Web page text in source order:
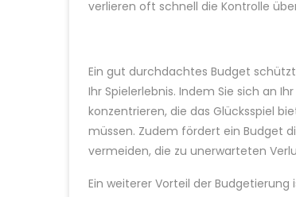
verlieren oft schnell die Kontrolle
Ein gut durchdachtes Budget
Ihr Spielerlebnis. Indem Sie sich an
konzentrieren, die das Glücksspiel
müssen. Zudem fördert ein Budget
vermeiden, die zu unerwarteten
Ein weiterer Vorteil der